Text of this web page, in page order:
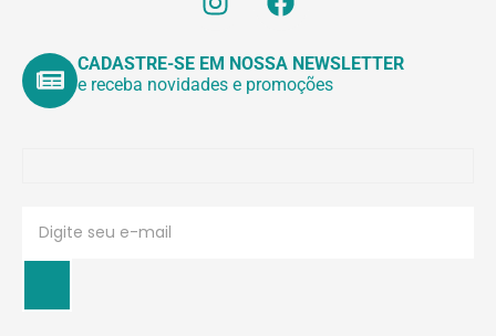
CADASTRE-SE EM NOSSA NEWSLETTER
e receba novidades e promoções